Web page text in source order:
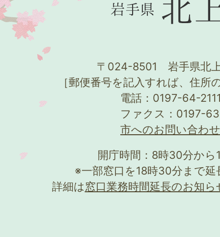
〒024-8501 岩手県北
［郵便番号を記入すれば、住所
電話：0197-64-
ファクス：0197-
市へのお問い合わ
開庁時間：8時30分か
※一部窓口を18時30分まで
詳細は窓口業務時間延長のお知ら